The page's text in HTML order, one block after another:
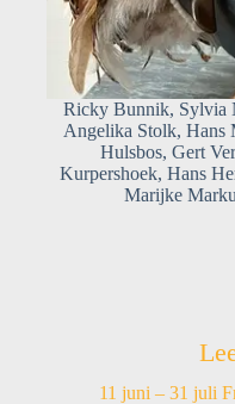
Ricky Bunnik, Sylvia
Angelika Stolk, Hans
Hulsbos, Gert
Kurpershoek, Hans
Marijke
11 juni – 31 juli